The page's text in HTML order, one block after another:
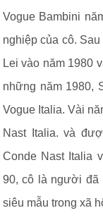
Vogue Bambini
nghiệp của cô.
Lei vào năm 1980
những năm 1980,
Vogue Italia. Vài
Nast Italia. và
Conde Nast Italia
90, cô là người đã
siêu mẫu trong xã